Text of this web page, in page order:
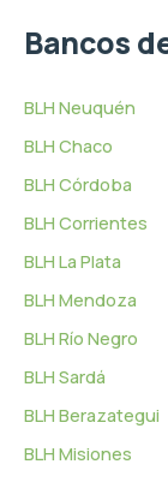
Bancos
BLH Neuquén
BLH Chaco
BLH Córdoba
BLH Corrientes
BLH La Plata
BLH Mendoza
BLH Río Negro
BLH Sardá
BLH Berazategui
BLH Misiones